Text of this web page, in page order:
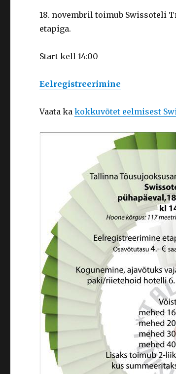
18. novembril toimub Swissoteli
etapiga.
Start kell 14:00
Eelregistreerimine
Vaata kakokkuvõtet eelmisest